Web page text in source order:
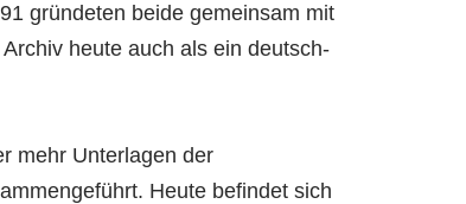
gründeten beide gemeinsam mit
heute auch als ein deutsch-
mehr Unterlagen der
Heute befindet sich